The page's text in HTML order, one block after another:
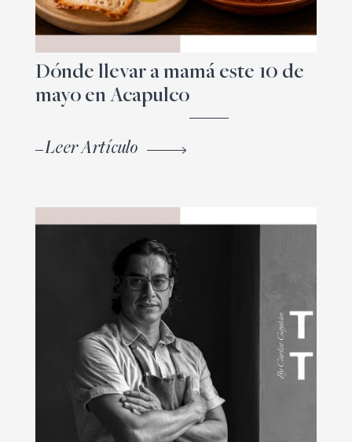
Dónde llevar a mamá este 10 de
mayo en Acapulco
Leer Artículo